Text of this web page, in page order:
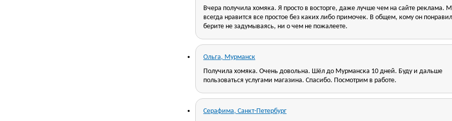
Вчера получила хомяка. Я просто в восторге, даже лучше чем на сайте реклама.
всегда нравится все простое без каких либо примочек. В общем, кому он
берите не задумываясь, ни о чем не пожалеете.
Ольга, Мурманск
Получила хомяка. Очень довольна. Шёл до Мурманска 10 дней. Буду и дальше
пользоваться услугами магазина. Спасибо. Посмотрим в работе.
Серафима, Санкт-Петербург